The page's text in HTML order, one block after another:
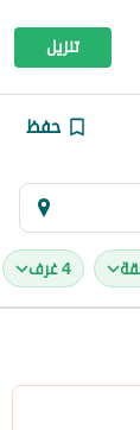
تنزيل
حفظ
4 غرف